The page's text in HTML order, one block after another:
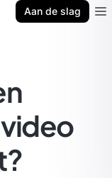
Aan de slag